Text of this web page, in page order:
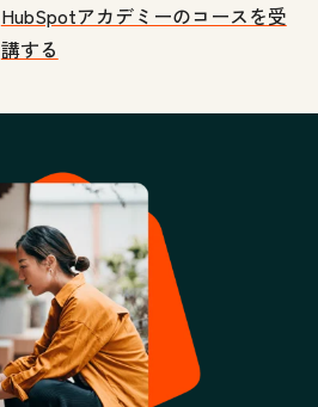
HubSpotアカデミーのコースを受
講する